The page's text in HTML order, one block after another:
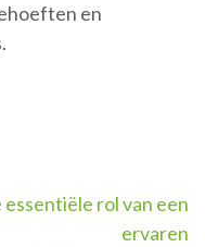
en
essentiële rol van een
ervaren